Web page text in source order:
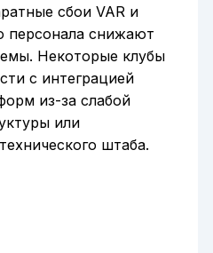
сбои VAR и
персонала снижают
Некоторые клубы
с интеграцией
из-за слабой
или
штаба.